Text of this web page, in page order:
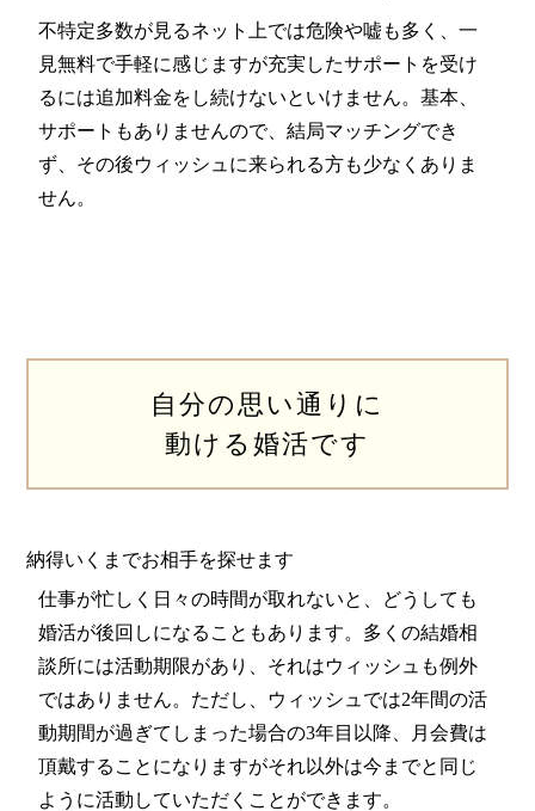
不特定多数が見るネット上では危険や嘘も多く、一
見無料で手軽に感じますが充実したサポートを受け
るには追加料金をし続けないといけません。基本、
サポートもありませんので、結局マッチングでき
ず、その後ウィッシュに来られる方も少なくありま
せん。
自分の思い通りに
動ける婚活です
納得いくまでお相手を探せます
仕事が忙しく日々の時間が取れないと、どうしても
婚活が後回しになることもあります。多くの結婚相
談所には活動期限があり、それはウィッシュも例外
ではありません。ただし、ウィッシュでは2年間の活
動期間が過ぎてしまった場合の3年目以降、月会費は
頂戴することになりますがそれ以外は今までと同じ
ように活動していただくことができます。